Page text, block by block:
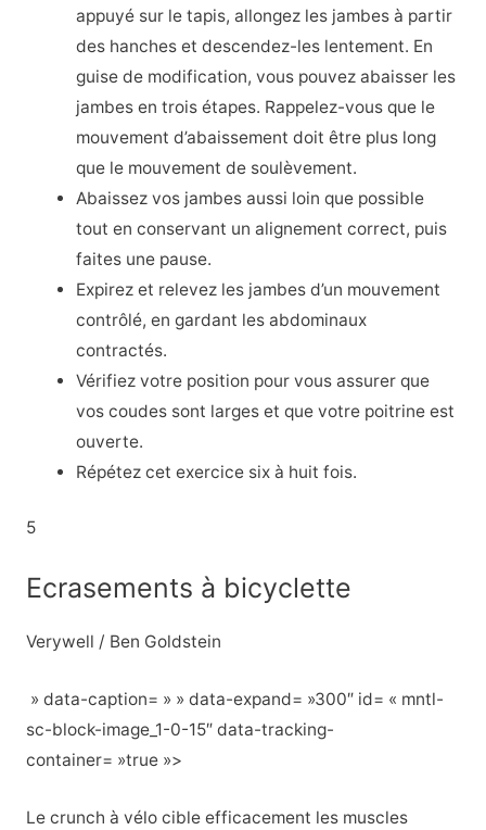
appuyé sur le tapis, allongez les jambes à partir
des hanches et descendez-les lentement. En
guise de modification, vous pouvez abaisser les
jambes en trois étapes. Rappelez-vous que le
mouvement d’abaissement doit être plus long
que le mouvement de soulèvement.
Abaissez vos jambes aussi loin que possible
tout en conservant un alignement correct, puis
faites une pause.
Expirez et relevez les jambes d’un mouvement
contrôlé, en gardant les abdominaux
contractés.
Vérifiez votre position pour vous assurer que
vos coudes sont larges et que votre poitrine est
ouverte.
Répétez cet exercice six à huit fois.
5
Ecrasements à bicyclette
Verywell / Ben Goldstein
» data-caption= » » data-expand= »300″ id= « mntl-
sc-block-image_1-0-15″ data-tracking-
container= »true »>
Le crunch à vélo cible efficacement les muscles